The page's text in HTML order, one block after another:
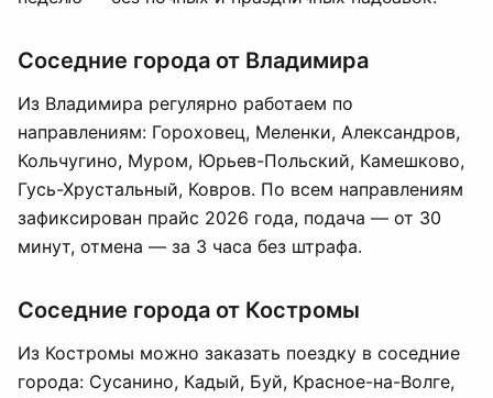
Соседние города от Владимира
Из Владимира регулярно работаем по
направлениям: Гороховец, Меленки, Александров,
Кольчугино, Муром, Юрьев-Польский, Камешково,
Гусь-Хрустальный, Ковров. По всем направлениям
зафиксирован прайс 2026 года, подача — от 30
минут, отмена — за 3 часа без штрафа.
Соседние города от Костромы
Из Костромы можно заказать поездку в соседние
города: Сусанино, Кадый, Буй, Красное-на-Волге,